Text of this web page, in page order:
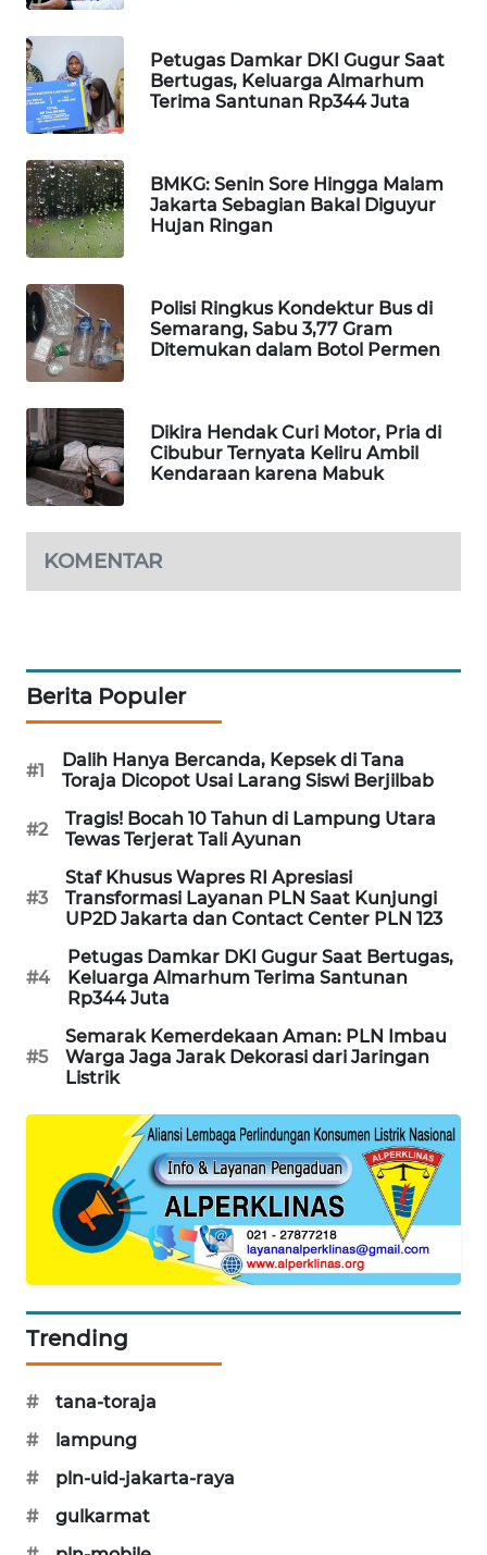
Petugas Damkar DKI Gugur Saat
Bertugas, Keluarga Almarhum
Terima Santunan Rp344 Juta
BMKG: Senin Sore Hingga Malam
Jakarta Sebagian Bakal Diguyur
Hujan Ringan
Polisi Ringkus Kondektur Bus di
Semarang, Sabu 3,77 Gram
Ditemukan dalam Botol Permen
Dikira Hendak Curi Motor, Pria di
Cibubur Ternyata Keliru Ambil
Kendaraan karena Mabuk
KOMENTAR
Berita Populer
#1
Dalih Hanya Bercanda, Kepsek di Tana
Toraja Dicopot Usai Larang Siswi Berjilbab
#2
Tragis! Bocah 10 Tahun di Lampung Utara
Tewas Terjerat Tali Ayunan
#3
Staf Khusus Wapres RI Apresiasi
Transformasi Layanan PLN Saat Kunjungi
UP2D Jakarta dan Contact Center PLN 123
#4
Petugas Damkar DKI Gugur Saat Bertugas,
Keluarga Almarhum Terima Santunan
Rp344 Juta
#5
Semarak Kemerdekaan Aman: PLN Imbau
Warga Jaga Jarak Dekorasi dari Jaringan
Listrik
Trending
#
tana-toraja
#
lampung
#
pln-uid-jakarta-raya
#
gulkarmat
WAHANANEWS
NET
WAHANA
WAHANA
UMKM
WAHANA
SELEB
WAHANA
PERSONA
WAHANA
OTOMOTIF
LAPAK
WAHANA
LISTRIK
KELISTRIKAN
WALINKI
ID
MARTABAT
NET
WATCH
MKLI
LPKKI
KOPEKLIN